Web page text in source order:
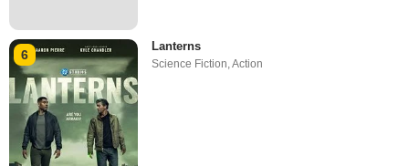
6
Lanterns
Science Fiction,Action